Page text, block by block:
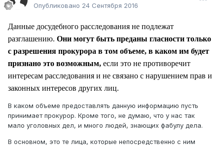
Опубликовано 24 Сентября 2016
Данные досудебного расследования не подлежат
разглашению. Они могут быть преданы гласности только
с разрешения прокурора в том объеме, в каком им будет
признано это возможным, если это не противоречит
интересам расследования и не связано с нарушением прав и
законных интересов других лиц.
В каком объеме предоставлять данную информацию пусть
принимает прокурор. Кроме того, не думаю, что у нас так
мало уголовных дел, и много людей, знающих фабулу дела.
В основном, это те лица, которые непосредственно с ним